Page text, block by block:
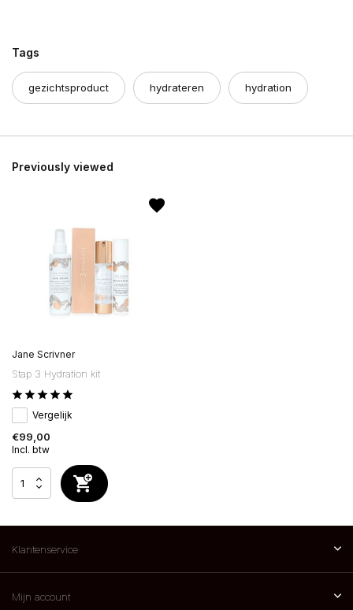
Tags
gezichtsproduct hydrateren hydration
Previously viewed
Jane Scrivner
Stap 3 Hydration kit
Vergelijk
€99,00
Incl. btw
Klantenservice
Mijn account